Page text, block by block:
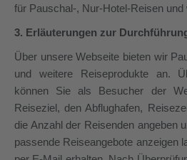
für Pauschal-, Nur-Hotel-Reisen
3. Erläuterungen zur
Über unsere Webseite bieten wir
und weitere Reiseprodukte an.
können Sie als Besucher der
Reiseziel, den Abflughafen,
die Anzahl der Reisenden angeben
passende Reiseangebote anzeigen